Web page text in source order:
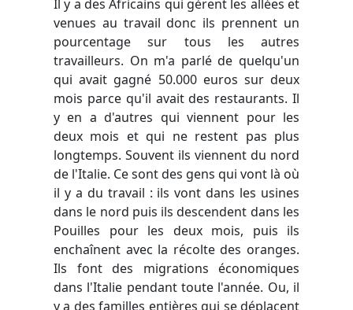
Il y a des Africains qui gèrent les allées et
venues au travail donc ils prennent un
pourcentage sur tous les autres
travailleurs. On m'a parlé de quelqu'un
qui avait gagné 50.000 euros sur deux
mois parce qu'il avait des restaurants. Il
y en a d'autres qui viennent pour les
deux mois et qui ne restent pas plus
longtemps. Souvent ils viennent du nord
de l'Italie. Ce sont des gens qui vont là où
il y a du travail : ils vont dans les usines
dans le nord puis ils descendent dans les
Pouilles pour les deux mois, puis ils
enchaînent avec la récolte des oranges.
Ils font des migrations économiques
dans l'Italie pendant toute l'année. Ou, il
y a des familles entières qui se déplacent